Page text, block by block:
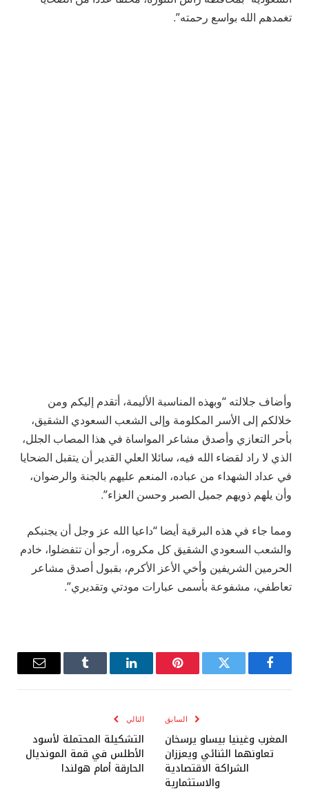
تغمدهم الله بواسع رحمته”.
وأضاف جلالته “وبهذه المناسبة الأليمة، أتقدم إليكم ومن
خلالكم إلى الأسر المكلومة وإلى الشعب السعودي الشقيق،
بأحر التعازي وأصدق مشاعر المواساة في هذا المصاب الجلل،
الذي لا راد لقضاء الله فيه، سائلا العلي القدير أن يتقبل الضحايا
في عداد الشهداء من عباده، المنعم عليهم بالجنة والرضوان،
وأن يلهم ذويهم جميل الصبر وحسن العزاء”.
ومما جاء في هذه البرقية أيضا “داعيا الله عز وجل أن يجنبكم
والشعب السعودي الشقيق كل مكروه، أرجو أن تتفضلوا، خادم
الحرمين الشريفين وأخي الأعز الأكرم، بقبول أصدق مشاعر
تعاطفي، مشفوعة بأسمى عبارات مودتي وتقديري”.
فيسبوك تويتر بينتيريستلينكدإن Tumblr
البريد
السابق
المغرب وغينيا بيساو يرسخان
تعاونهما الثنائي ويعززان
الشراكة الاقتصادية
والاستثمارية
التالي
التشكيلة المحتملة لأسود
الأطلس في قمة المونديال
الحارقة أمام هولندا